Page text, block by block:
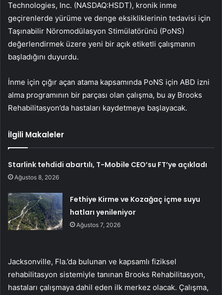
Technologies, Inc. (NASDAQ:HSDT), kronik inme
geçirenlerde yürüme ve denge eksikliklerinin tedavisi için
Taşınabilir Nöromodülasyon Stimülatörünü (PoNS)
değerlendirmek üzere yeni bir açık etiketli çalışmanın
başladığını duyurdu.
İnme için çığır açan atama kapsamında PoNS için ABD izni
alma programının bir parçası olan çalışma, bu ay Brooks
Rehabilitasyon’da hastaları kaydetmeye başlayacak.
İlgili Makaleler
Starlink tehdidi abartılı, T-Mobile CEO’su FT’ye açıkladı
Ağustos 8, 2026
Fethiye Kirme ve Kozağaç içme suyu
hatları yenileniyor
Ağustos 7, 2026
Jacksonville, Fla.’da bulunan ve kapsamlı fiziksel
rehabilitasyon sistemiyle tanınan Brooks Rehabilitasyon,
hastaları çalışmaya dahil eden ilk merkez olacak. Çalışma,